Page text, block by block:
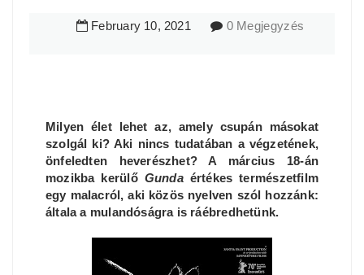
February 10, 2021 0 Megjegyzés
Milyen élet lehet az, amely csupán másokat
szolgál ki? Aki nincs tudatában a végzetének,
önfeledten heverészhet? A március 18-án
mozikba kerülő Gunda értékes természetfilm
egy malacról, aki közös nyelven szól hozzánk:
általa a mulandóságra is ráébredhetünk.